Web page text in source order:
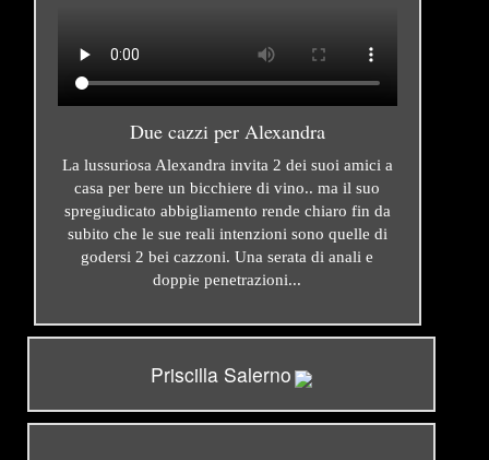
Due cazzi per Alexandra
La lussuriosa Alexandra invita 2 dei suoi amici a
casa per bere un bicchiere di vino.. ma il suo
spregiudicato abbigliamento rende chiaro fin da
subito che le sue reali intenzioni sono quelle di
godersi 2 bei cazzoni. Una serata di anali e
doppie penetrazioni...
Priscilla Salerno